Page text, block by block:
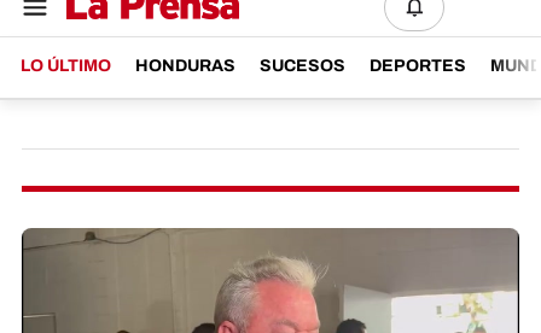
LO ÚLTIMO HONDURAS SUCESOS DEPORTES